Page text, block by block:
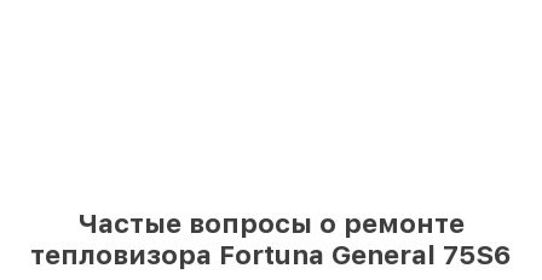
Частые вопросы о ремонте
тепловизора Fortuna General 75S6